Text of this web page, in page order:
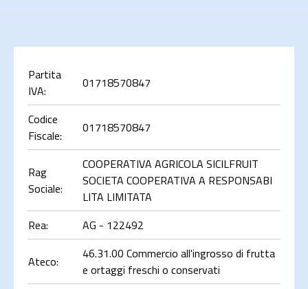
Partita
IVA:
01718570847
Codice
Fiscale:
01718570847
Rag
Sociale:
COOPERATIVA AGRICOLA SICILFRUIT
SOCIETA COOPERATIVA A RESPONSABI
LITA LIMITATA
Rea:
AG - 122492
Ateco:
46.31.00 Commercio all'ingrosso di frutta
e ortaggi freschi o conservati